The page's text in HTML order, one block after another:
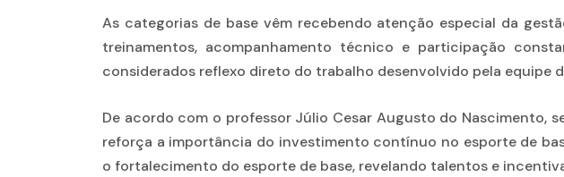
As categorias de base vêm recebendo atenção especial da
treinamentos, acompanhamento técnico e participação
considerados reflexo direto do trabalho desenvolvido pela equipe
De acordo com o professor Júlio Cesar Augusto do Nascimento,
reforça a importância do investimento contínuo no esporte de
o fortalecimento do esporte de base, revelando talentos e